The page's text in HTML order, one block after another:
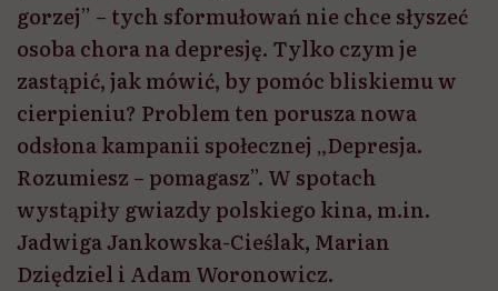
gorzej” – tych sformułowań nie chce słyszeć
osoba chora na depresję. Tylko czym je
zastąpić, jak mówić, by pomóc bliskiemu w
cierpieniu? Problem ten porusza nowa
odsłona kampanii społecznej „Depresja.
Rozumiesz – pomagasz”. W spotach
wystąpiły gwiazdy polskiego kina, m.in.
Jadwiga Jankowska-Cieślak, Marian
Dziędziel i Adam Woronowicz.